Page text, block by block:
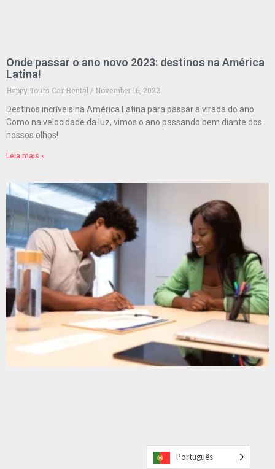
Onde passar o ano novo 2023: destinos na América
Latina!
Happy Tours Car Rental
November 16, 2022
Destinos incríveis na América Latina para passar a virada do ano
Como na velocidade da luz, vimos o ano passando bem diante dos
nossos olhos!
Leia mais »
Português